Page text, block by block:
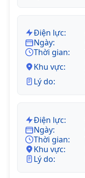
Điện lực:
Ngày:
Thời gian:
Khu vực:
Lý do:
Điện lực:
Ngày:
Thời gian:
Khu vực:
Lý do: